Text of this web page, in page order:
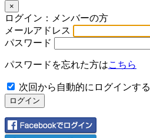
×
ログイン：メンバーの方
メールアドレス
パスワード
パスワードを忘れた方はこちら
次回から自動的にログインする